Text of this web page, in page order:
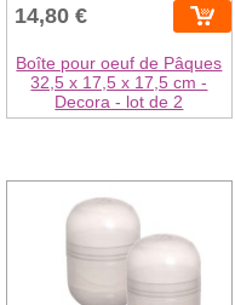
14,80 €
Boîte pour oeuf de Pâques
32,5 x 17,5 x 17,5 cm -
Decora - lot de 2